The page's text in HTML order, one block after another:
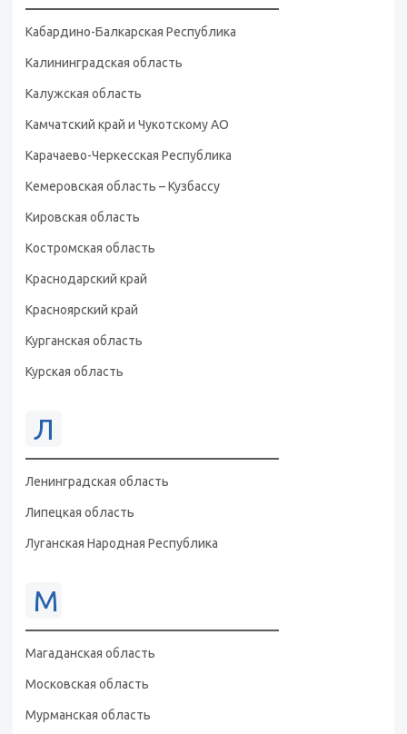
Кабардино-Балкарская Республика
Калининградская область
Калужская область
Камчатский край и Чукотскому АО
Карачаево-Черкесская Республика
Кемеровская область – Кузбассу
Кировская область
Костромская область
Краснодарский край
Красноярский край
Курганская область
Курская область
Л
Ленинградская область
Липецкая область
Луганская Народная Республика
М
Магаданская область
Московская область
Мурманская область